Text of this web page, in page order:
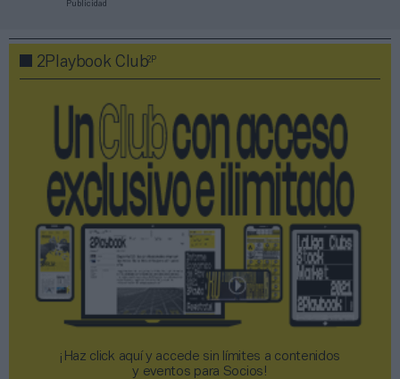
Publicidad
2Playbook Club2P
¡Haz click aquí y accede sin límites a contenidos
y eventos para Socios!​​​​​​​